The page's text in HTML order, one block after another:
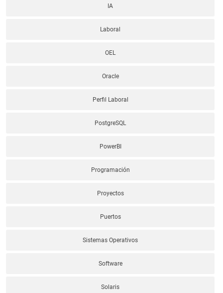
IA
Laboral
OEL
Oracle
Perfil Laboral
PostgreSQL
PowerBI
Programación
Proyectos
Puertos
Sistemas Operativos
Software
Solaris